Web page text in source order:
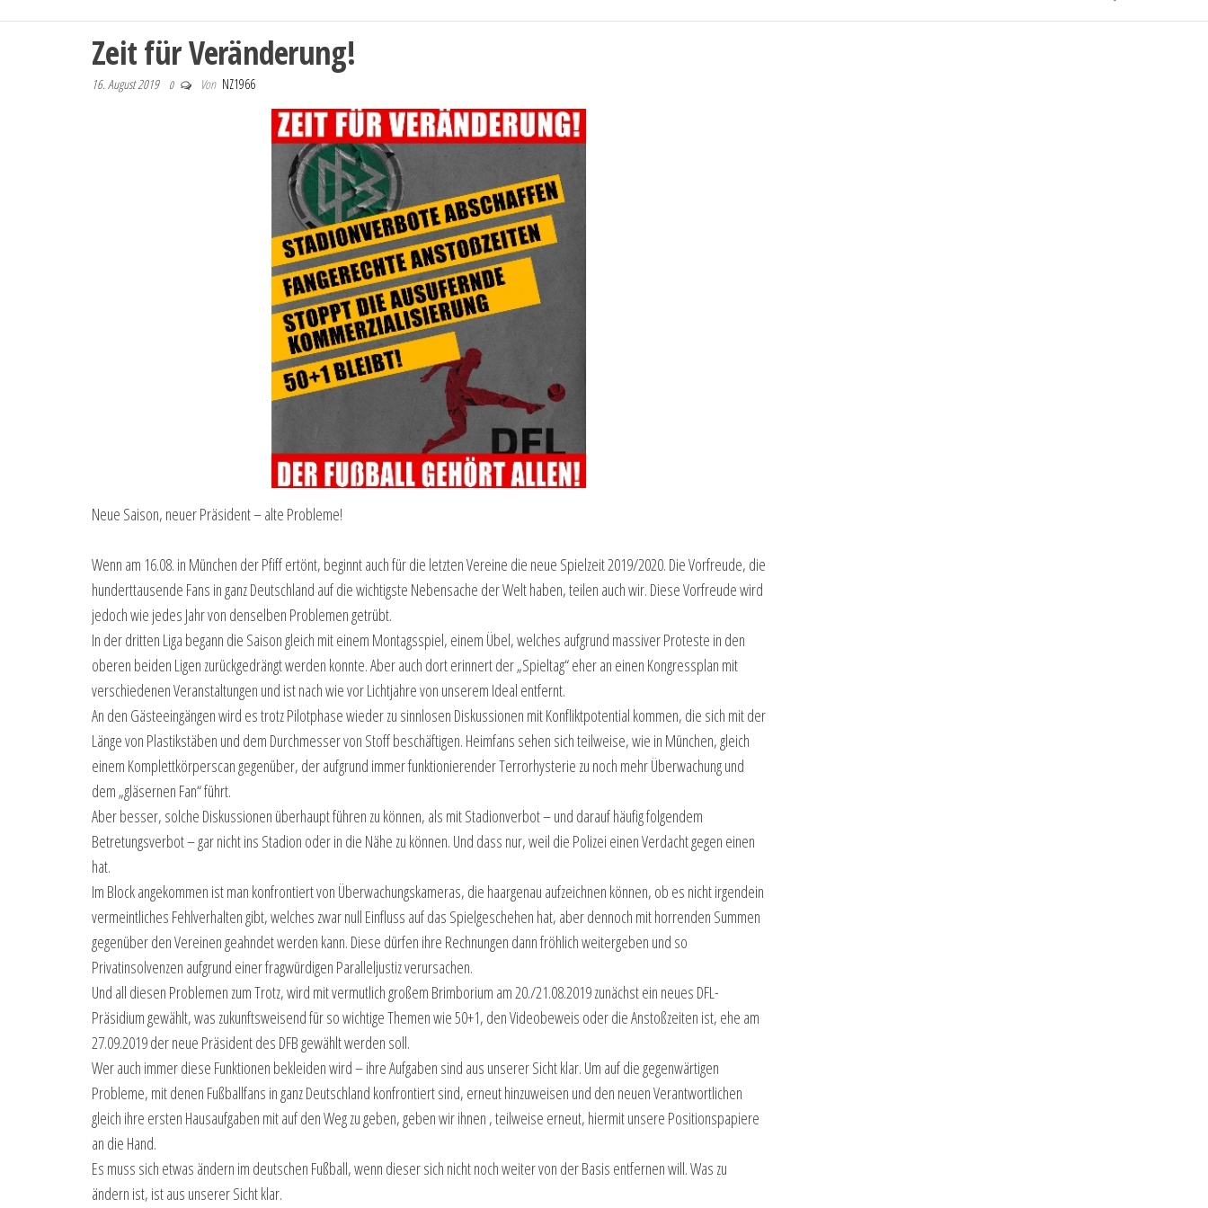
Zeit für Veränderung!
16. August 2019 0 Von NZ1966
Neue Saison, neuer Präsident – alte Probleme!
Wenn am 16.08. in München der Pfiff ertönt, beginnt auch für die letzten Vereine die neue Spielzeit 2019/2020. Die Vorfreude, die
hunderttausende Fans in ganz Deutschland auf die wichtigste Nebensache der Welt haben, teilen auch wir. Diese Vorfreude wird
jedoch wie jedes Jahr von denselben Problemen getrübt.
In der dritten Liga begann die Saison gleich mit einem Montagsspiel, einem Übel, welches aufgrund massiver Proteste in den
oberen beiden Ligen zurückgedrängt werden konnte. Aber auch dort erinnert der „Spieltag“ eher an einen Kongressplan mit
verschiedenen Veranstaltungen und ist nach wie vor Lichtjahre von unserem Ideal entfernt.
An den Gästeeingängen wird es trotz Pilotphase wieder zu sinnlosen Diskussionen mit Konfliktpotential kommen, die sich mit der
Länge von Plastikstäben und dem Durchmesser von Stoff beschäftigen. Heimfans sehen sich teilweise, wie in München, gleich
einem Komplettkörperscan gegenüber, der aufgrund immer funktionierender Terrorhysterie zu noch mehr Überwachung und
dem „gläsernen Fan“ führt.
Aber besser, solche Diskussionen überhaupt führen zu können, als mit Stadionverbot – und darauf häufig folgendem
Betretungsverbot – gar nicht ins Stadion oder in die Nähe zu können. Und dass nur, weil die Polizei einen Verdacht gegen einen
hat.
Im Block angekommen ist man konfrontiert von Überwachungskameras, die haargenau aufzeichnen können, ob es nicht irgendein
vermeintliches Fehlverhalten gibt, welches zwar null Einfluss auf das Spielgeschehen hat, aber dennoch mit horrenden Summen
gegenüber den Vereinen geahndet werden kann. Diese dürfen ihre Rechnungen dann fröhlich weitergeben und so
Privatinsolvenzen aufgrund einer fragwürdigen Paralleljustiz verursachen.
Und all diesen Problemen zum Trotz, wird mit vermutlich großem Brimborium am 20./21.08.2019 zunächst ein neues DFL-
Präsidium gewählt, was zukunftsweisend für so wichtige Themen wie 50+1, den Videobeweis oder die Anstoßzeiten ist, ehe am
27.09.2019 der neue Präsident des DFB gewählt werden soll.
Wer auch immer diese Funktionen bekleiden wird – ihre Aufgaben sind aus unserer Sicht klar. Um auf die gegenwärtigen
Probleme, mit denen Fußballfans in ganz Deutschland konfrontiert sind, erneut hinzuweisen und den neuen Verantwortlichen
gleich ihre ersten Hausaufgaben mit auf den Weg zu geben, geben wir ihnen , teilweise erneut, hiermit unsere Positionspapiere
an die Hand.
Es muss sich etwas ändern im deutschen Fußball, wenn dieser sich nicht noch weiter von der Basis entfernen will. Was zu
ändern ist, ist aus unserer Sicht klar.